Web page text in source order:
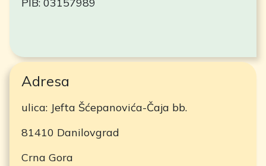
Adresa
ulica: Jefta Šćepanovića-Čaja bb.
81410 Danilovgrad
Crna Gora